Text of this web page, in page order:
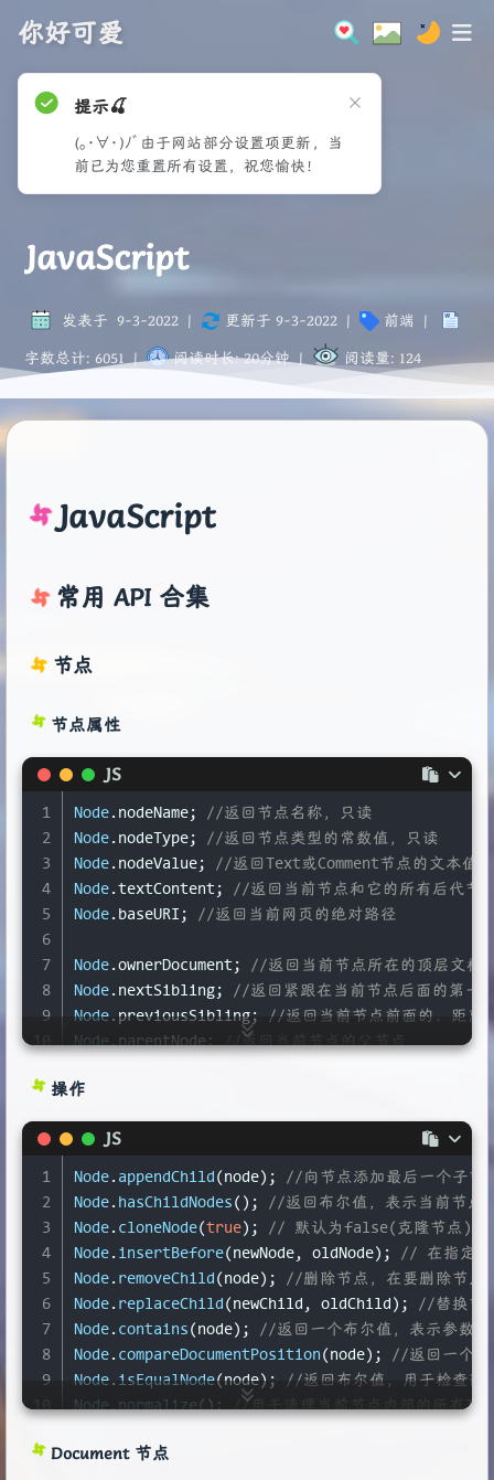
你好可爱
JavaScript
发表于 9-3-2022 | 更新于 9-3-2022 | 前端
|
字数总计: 6051 | 阅读时长: 20分钟 | 阅读量: 124
JavaScript
常用 API 合集
节点
节点属性
JS
1
2
3
4
5
6
7
8
9
10
12
13
14
15
16
17
18
19
20
Node . nodeName ; //返回节点名称，只读
Node . nodeType ; //返回节点类型的常数值，只读
Node . nodeValue ; //返回Text或Comment节点的文本值
Node .textContent ; //返回当前节点和它的所有后代节
Node . baseURI ; //返回当前网页的绝对路径
Node .ownerDocument ; //返回当前节点所在的顶层文档
Node . nextSibling ; //返回紧跟在当前节点后面的第一
Node . previousSibling ;
//返回当前节点前面的、距离
Node.parentNode; //返回当前节点的父节点
Node
Node.firstChild; //返回当前节点的第一个子节点
Node.lastChild //返回当前节点的最后一个子节点
//parentNode接口
Node
children ; //返回指定节点的所有Element子节点
Node
firstElementChild ; //返回当前节点的第一个
Node
lastElementChild ;
//返回当前节点的最后一个
Node
childElementCount; //返回当前节点所有
操作
JS
1
2
3
4
5
6
7
8
9
10
12
Node . appendChild (node); //向节点添加最后一个子节
Node . hasChildNodes (); //返回布尔值，表示当前节点
Node . cloneNode(true); // 默认为false(克隆节点),
Node . insertBefore(newNode, oldNode); // 在指定子
Node . removeChild (node); //删除节点，在要删除节点
Node . replaceChild (newChild, oldChild); //替换节
Node . contains (node); //返回一个布尔值，表示参数
Node . compareDocumentPosition (node); //返回一个7
Node . isEqualNode(node);
//返回布尔值，用于检查两
Node.normalize(); //用于清理当前节点内部的所有
//ChildNode接口
Document 节点